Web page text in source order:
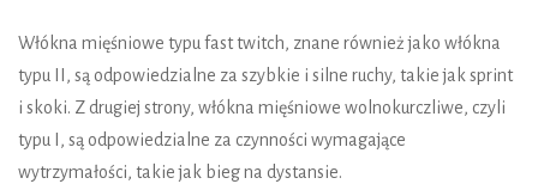
Włókna mięśniowe typu fast twitch, znane również jako włókna
typu II, są odpowiedzialne za szybkie i silne ruchy, takie jak sprint
i skoki. Z drugiej strony, włókna mięśniowe wolnokurczliwe, czyli
typu I, są odpowiedzialne za czynności wymagające
wytrzymałości, takie jak bieg na dystansie.